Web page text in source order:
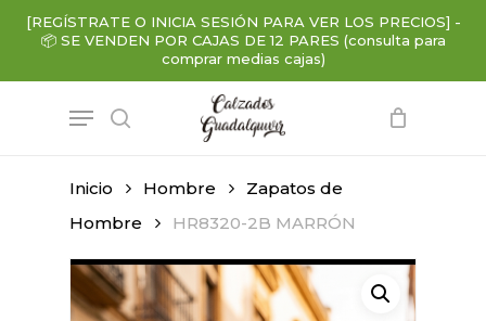
content
[REGÍSTRATE O INICIA SESIÓN PARA VER LOS PRECIOS] -
📦 SE VENDEN POR CAJAS DE 12 PARES (consulta para
comprar medias cajas)
search
Menu
Inicio Hombre
Zapatos de
Hombre
HR8320-2B MARRÓN